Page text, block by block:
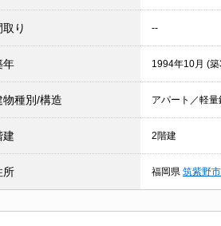
取り --
年 1994年10月 (
物種別/構造 アパート／軽量
建 2階建
所 福岡県 筑紫野市